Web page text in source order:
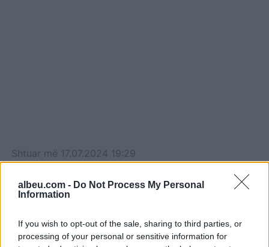
albeu.com - Do Not Process My Personal
Information
If you wish to opt-out of the sale, sharing to third parties, or
processing of your personal or sensitive information for
Shtuar më 17.07.2024 19:29